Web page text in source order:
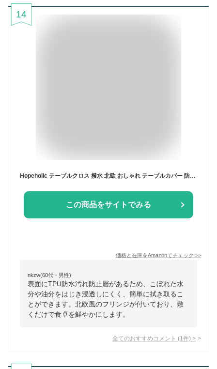
14
Hopeholic テーブルクロス 撥水 北欧 おしゃれ テーブルカバー 防水 防油 汚れ防止 お手入れ簡単 長方形 正方形 フリンジ付き イベント ダイニング table cloth アイボリー 140x180cm
この商品をサイトでみる
価格と在庫をAmazonでチェック >>
nkzw(60代・男性)
表面にTPU防水汚れ防止層があるため、こぼれた水
分や油分をはじき浸透しにくく、簡単に拭き取るこ
とができます。北欧風のフリンジが付いており、敷
くだけで食卓を鮮やかにします。
全てのおすすめコメント (1 件) >